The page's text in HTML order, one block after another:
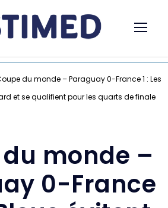
du monde – Paraguay 0-France 1 : Les
et se qualifient pour les quarts de finale
monde –
0-France